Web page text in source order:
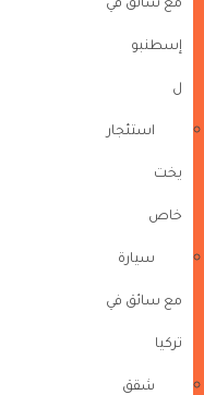
مع سائق في
إسطنبو
ل
استئجار
يخت
خاص
سيارة
مع سائق في
تركيا
شقق